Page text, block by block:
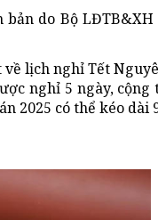
do Bộ
lịch nghỉ Tết
nghỉ 5 ngày,
2025 có thể kéo dài